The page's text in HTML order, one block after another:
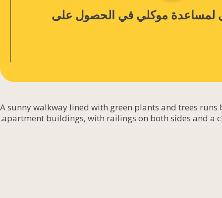
موكليفي الحصول على